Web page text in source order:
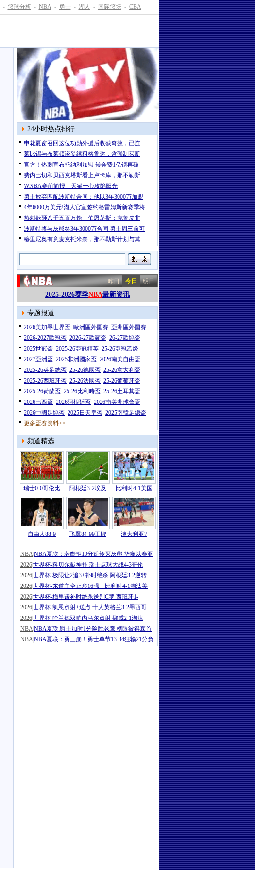
- 篮球分析 - NBA - 勇士 - 湖人 - 国际篮坛 - CBA
24小时热点排行
申花夏窗召回这位功勋外援后收获奇效，已连
莱比锡与布莱顿谈妥续租格鲁达，含强制买断
官方！热刺宣布托纳利加盟 转会费1亿镑再破
费内巴切和贝西克塔斯看上卢卡库，那不勒斯
WNBA赛前简报：天猫一心攻陷阳光
勇士放弃匹配波斯特合同：他以3年3000万加盟
4年6000万美元!湖人官宣签约格雷姆斯新赛季将
热刺欲砸八千五百万镑，伯恩茅斯：克鲁皮非
波斯特将与灰熊签3年3000万合同 勇士周三前可
穆里尼奥有意麦克托米奈，那不勒斯计划与其
昨日 今日 明日
2025-2026赛季NBA最新资讯
专题报道
2026美加墨世界盃 歐洲區外圍賽 亞洲區外圍賽
2026-2027歐冠盃 2026-27歐霸盃 26-27歐協盃
2025世冠盃 2025-26亞冠精英 25-26亞冠乙级
2027亞洲盃 2025非洲國家盃 2026南美自由盃
2025-26英足總盃 25-26德國盃 25-26意大利盃
2025-26西班牙盃 25-26法國盃 25-26葡萄牙盃
2025-26荷蘭盃 25-26比利時盃 25-26土耳其盃
2026巴西盃 2026阿根廷盃 2026南美洲球會盃
2026中國足協盃 2025日天皇盃 2025南韓足總盃
更多盃赛资料>>
频道精选
瑞士0-0哥伦比 阿根廷3-2埃及 比利时4-1美国
自由人88-9 飞翼84-99王牌
澳大利亚7
NBA |NBA夏联：爵士34分狂胜雷霆保
NBANBA夏联：老鹰拒19分逆转灭灰熊 华裔以赛亚
2026世界杯-科贝尔献神扑 瑞士点球大战4-3哥伦
2026世界杯-极限让2追3+补时绝杀 阿根廷3-2逆转
2026世界杯-东道主全止步16强！比利时4-1淘汰美
2026世界杯-梅里诺补时绝杀送别C罗 西班牙1-
2026世界杯-凯恩点射+送点 十人英格兰3-2墨西哥
2026世界杯-哈兰德双响内马尔点射 挪威2-1淘汰
NBANBA夏联:爵士加时1分险胜老鹰 榜眼彼得森首
NBANBA夏联：勇三崩！勇士单节13-34狂输21分负